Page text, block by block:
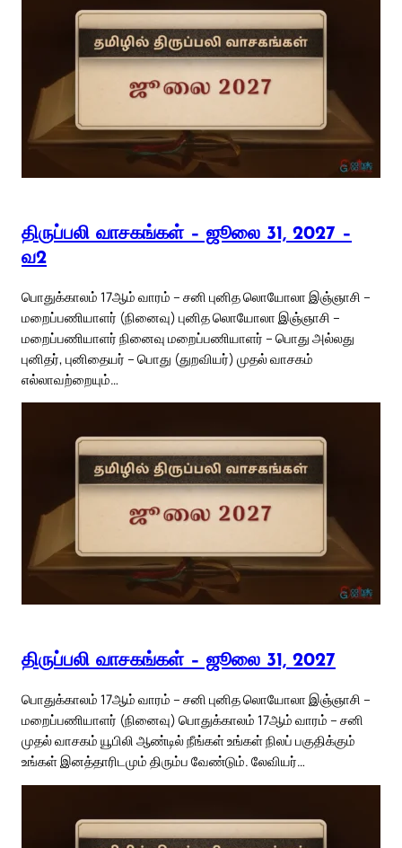
திருப்பலி வாசகங்கள் – ஜூலை 31, 2027 –
வ2
பொதுக்காலம் 17ஆம் வாரம் – சனி புனித லொயோலா இஞ்ஞாசி –
மறைப்பணியாளர் (நினைவு) புனித லொயோலா இஞ்ஞாசி –
மறைப்பணியாளர் நினைவு மறைப்பணியாளர் – பொது அல்லது
புனிதர், புனிதையர் – பொது (துறவியர்) முதல் வாசகம்
எல்லாவற்றையும்…
திருப்பலி வாசகங்கள் – ஜூலை 31, 2027
பொதுக்காலம் 17ஆம் வாரம் – சனி புனித லொயோலா இஞ்ஞாசி –
மறைப்பணியாளர் (நினைவு) பொதுக்காலம் 17ஆம் வாரம் – சனி
முதல் வாசகம் யூபிலி ஆண்டில் நீங்கள் உங்கள் நிலப் பகுதிக்கும்
உங்கள் இனத்தாரிடமும் திரும்ப வேண்டும். லேவியர்…